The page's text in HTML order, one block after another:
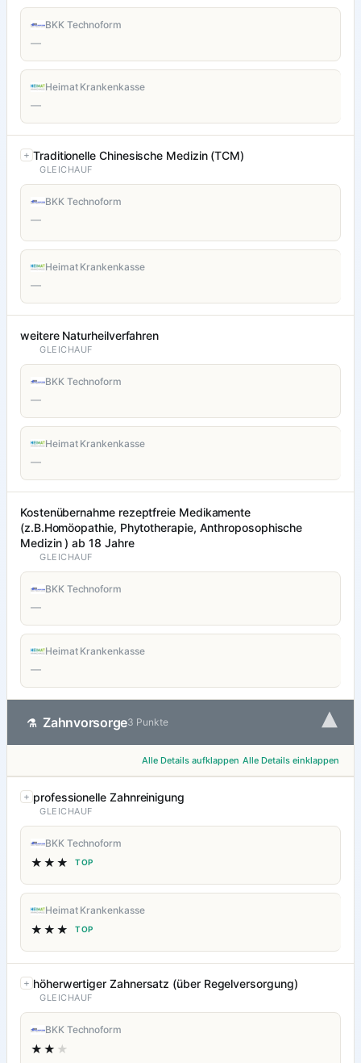
BKK Technoform
—
Heimat Krankenkasse
—
Traditionelle Chinesische Medizin (TCM)
GLEICHAUF
BKK Technoform
—
Heimat Krankenkasse
—
weitere Naturheilverfahren
GLEICHAUF
BKK Technoform
—
Heimat Krankenkasse
—
Kostenübernahme rezeptfreie Medikamente
(z.B.Homöopathie, Phytotherapie, Anthroposophische
Medizin ) ab 18 Jahre
GLEICHAUF
BKK Technoform
—
Heimat Krankenkasse
—
⚗ Zahnvorsorge3 Punkte ▾
Alle Details aufklappen Alle Details einklappen
professionelle Zahnreinigung
GLEICHAUF
BKK Technoform
★★★ TOP
Heimat Krankenkasse
★★★ TOP
höherwertiger Zahnersatz (über Regelversorgung)
GLEICHAUF
BKK Technoform
★★ ★